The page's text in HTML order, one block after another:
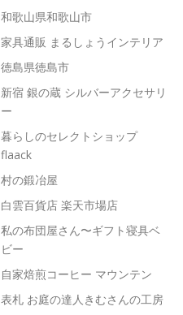
和歌山県和歌山市
家具通販 まるしょうインテリア
徳島県徳島市
新宿 銀の蔵 シルバーアクセサリ
ー
暮らしのセレクトショップ
flaack
村の鍛冶屋
白雲百貨店 楽天市場店
私の布団屋さん〜ギフト寝具ベ
ビー
自家焙煎コーヒー マウンテン
表札 お庭の達人きむさんの工房